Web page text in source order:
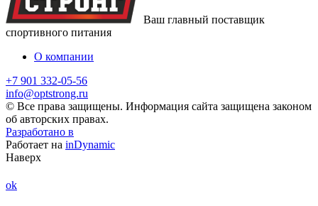
Ваш главный поставщик
спортивного питания
О компании
+7 901 332-05-56
info@optstrong.ru
© Все права защищены. Информация сайта защищена законом
об авторских правах.
Разработано в
Работает на inDynamic
Наверх
ok